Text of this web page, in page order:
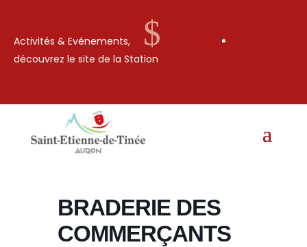
$
Activités & Evénements,
découvrez le site de la Station
BRADERIE DES
COMMERÇANTS